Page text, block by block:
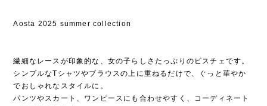
Aosta 2025 summer collection
繊細なレースが印象的な、女の子らしさたっぷりのビスチェです。
シンプルなTシャツやブラウスの上に重ねるだけで、ぐっと華やか
でおしゃれなスタイルに。
パンツやスカート、ワンピースにも合わせやすく、コーディネート